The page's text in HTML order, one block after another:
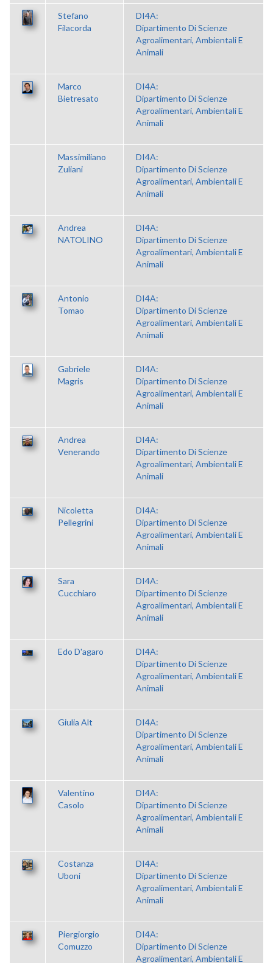
Stefano
Filacorda
DI4A:
Dipartimento Di Scienze
Agroalimentari, Ambientali E
Animali
Marco
Bietresato
DI4A:
Dipartimento Di Scienze
Agroalimentari, Ambientali E
Animali
Massimiliano
Zuliani
DI4A:
Dipartimento Di Scienze
Agroalimentari, Ambientali E
Animali
Andrea
NATOLINO
DI4A:
Dipartimento Di Scienze
Agroalimentari, Ambientali E
Animali
Antonio
Tomao
DI4A:
Dipartimento Di Scienze
Agroalimentari, Ambientali E
Animali
Gabriele
Magris
DI4A:
Dipartimento Di Scienze
Agroalimentari, Ambientali E
Animali
Andrea
Venerando
DI4A:
Dipartimento Di Scienze
Agroalimentari, Ambientali E
Animali
Nicoletta
Pellegrini
DI4A:
Dipartimento Di Scienze
Agroalimentari, Ambientali E
Animali
Sara
Cucchiaro
DI4A:
Dipartimento Di Scienze
Agroalimentari, Ambientali E
Animali
Edo D'agaro
DI4A:
Dipartimento Di Scienze
Agroalimentari, Ambientali E
Animali
Giulia Alt
DI4A:
Dipartimento Di Scienze
Agroalimentari, Ambientali E
Animali
Valentino
Casolo
DI4A:
Dipartimento Di Scienze
Agroalimentari, Ambientali E
Animali
Costanza
Uboni
DI4A:
Dipartimento Di Scienze
Agroalimentari, Ambientali E
Animali
Piergiorgio
Comuzzo
DI4A:
Dipartimento Di Scienze
Agroalimentari, Ambientali E